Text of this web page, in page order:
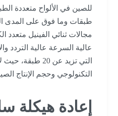
طبقات وما فوق على المدى
مجالات ثنائي الفينيل متعدد
عالية السرعة عالية التردد
التي تزيد عن 20 طبقة، حيث
التكنولوجي وحجم الإنتاج الصيني
إعادة هيكلة